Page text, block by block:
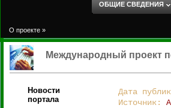
ОБЩИЕ СВЕДЕНИЯ
О проекте »
Международный проект
Новости
портала
Дата
Источник: